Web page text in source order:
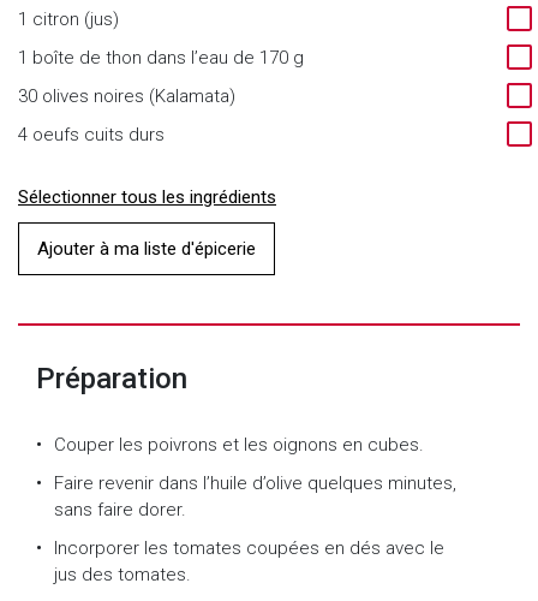
1 citron (jus)
1 boîte de thon dans l’eau de 170 g
30 olives noires (Kalamata)
4 oeufs cuits durs
Sélectionner tous les ingrédients
Ajouter à ma liste d'épicerie
Préparation
Couper les poivrons et les oignons en cubes.
Faire revenir dans l’huile d’olive quelques minutes,
sans faire dorer.
Incorporer les tomates coupées en dés avec le
jus des tomates.